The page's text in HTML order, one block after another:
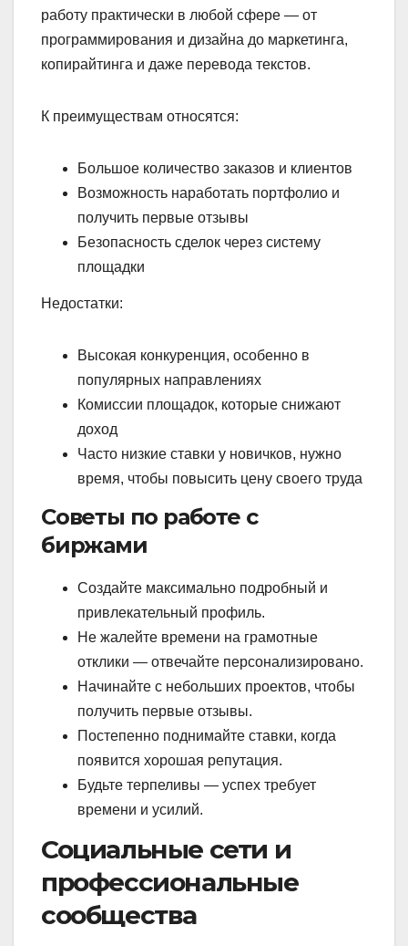
работу практически в любой сфере — от
программирования и дизайна до маркетинга,
копирайтинга и даже перевода текстов.
К преимуществам относятся:
Большое количество заказов и клиентов
Возможность наработать портфолио и
получить первые отзывы
Безопасность сделок через систему
площадки
Недостатки:
Высокая конкуренция, особенно в
популярных направлениях
Комиссии площадок, которые снижают
доход
Часто низкие ставки у новичков, нужно
время, чтобы повысить цену своего труда
Советы по работе с
биржами
Создайте максимально подробный и
привлекательный профиль.
Не жалейте времени на грамотные
отклики — отвечайте персонализировано.
Начинайте с небольших проектов, чтобы
получить первые отзывы.
Постепенно поднимайте ставки, когда
появится хорошая репутация.
Будьте терпеливы — успех требует
времени и усилий.
Социальные сети и
профессиональные
сообщества